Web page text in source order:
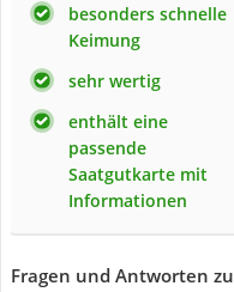
besonders schnelle
Keimung
sehr wertig
enthält eine
passende
Saatgutkarte mit
Informationen
Fragen und Antworten